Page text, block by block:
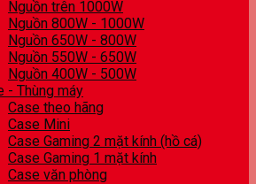
Nguồn trên 1000W
Nguồn 800W - 1000W
Nguồn 650W - 800W
Nguồn 550W - 650W
Nguồn 400W - 500W
- Thùng máy
Case theo hãng
Case Mini
Case Gaming 2 mặt kính (hồ cá)
Case Gaming 1 mặt kính
Case văn phòng